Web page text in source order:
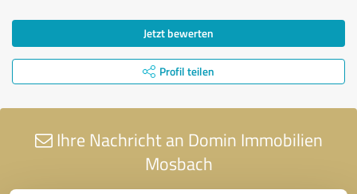
Jetzt bewerten
Profil teilen
Ihre Nachricht an Domin Immobilien
Mosbach